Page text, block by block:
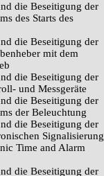
die Beseitigung der
des Starts des
die Beseitigung der
mit dem
die Beseitigung der
und Messgeräte
die Beseitigung der
der Beleuchtung
die Beseitigung der
Signalisierung
Time and Alarm
die Beseitigung der